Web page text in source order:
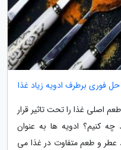
اصلی غذا را تحت تاثیر قرار
کنیم؟ ادویه ها به عنوان
عطر و طعم متفاوت در غذا می